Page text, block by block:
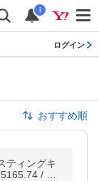
i
ログイン
おすすめ順
ティングキ
/ 20-